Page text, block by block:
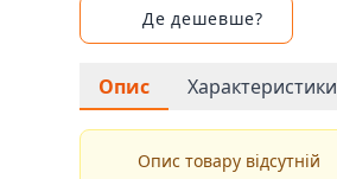
Де дешевше?
Опис Характеристики
Опис товару відсутній